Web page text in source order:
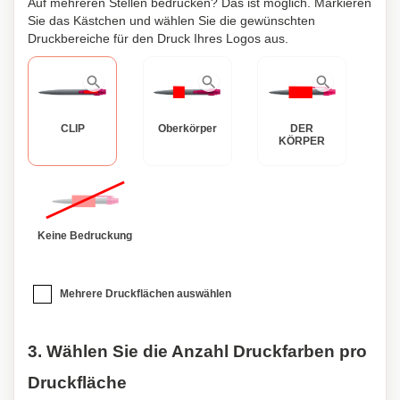
Lauf und gestalten Sie Ihren Kugelschreiber ganz nach
Ihren Wünschen.
Sie das Kästchen und wählen Sie die gewünschten
Druckbereiche für den Druck Ihres Logos aus.
CLIP Oberkörper
DER
KÖRPER
Keine Bedruckung
Mehrere Druckflächen auswählen
3. Wählen Sie die Anzahl Druckfarben pro
Druckfläche